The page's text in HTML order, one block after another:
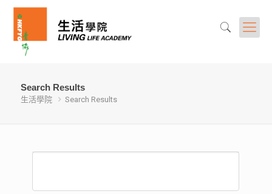
Search Results
生活學院 Search Results